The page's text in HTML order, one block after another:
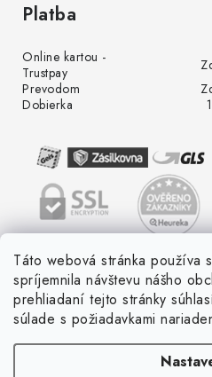
Táto webová stránka používa
spríjemnila návštevu nášho
prehliadaní tejto stránky
súlade s požiadavkami
Platba
Online kartou -
Trustpay
Prevodom
Dobierka